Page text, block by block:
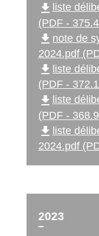
file_download liste
(PDF -
file_download note de
2024.pdf
file_download liste
(PDF -
file_download liste
(PDF -
file_download liste
2024.pdf
2023